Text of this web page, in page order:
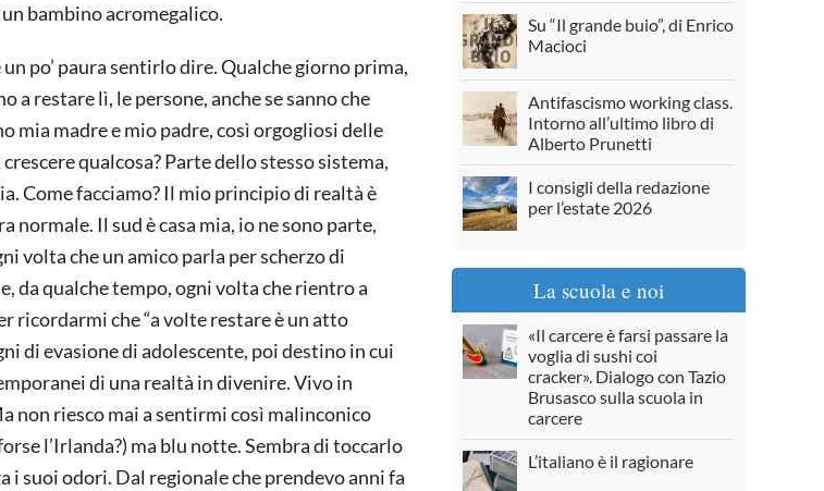
bambino acromegalico.
po’ paura sentirlo dire. Qualche giorno prima,
a restare lì, le persone, anche se sanno che
mia madre e mio padre, così orgogliosi delle
qualcosa? Parte dello stesso sistema,
Come facciamo? Il mio principio di realtà è
normale. Il sud è casa mia, io ne sono parte,
volta che un amico parla per scherzo di
da qualche tempo, ogni volta che rientro a
ricordarmi che “a volte restare è un atto
di evasione di adolescente, poi destino in cui
di una realtà in divenire. Vivo in
non riesco mai a sentirmi così malinconico
l’Irlanda?) ma blu notte. Sembra di toccarlo
i suoi odori. Dal regionale che prendevo anni fa
Su “Il grande buio”, di Enrico
Macioci
Antifascismo working class.
Intorno all’ultimo libro di
Alberto Prunetti
I consigli della redazione
per l’estate 2026
La scuola e noi
«Il carcere è farsi passare la
voglia di sushi coi
cracker». Dialogo con Tazio
Brusasco sulla scuola in
carcere
L’italiano è il ragionare